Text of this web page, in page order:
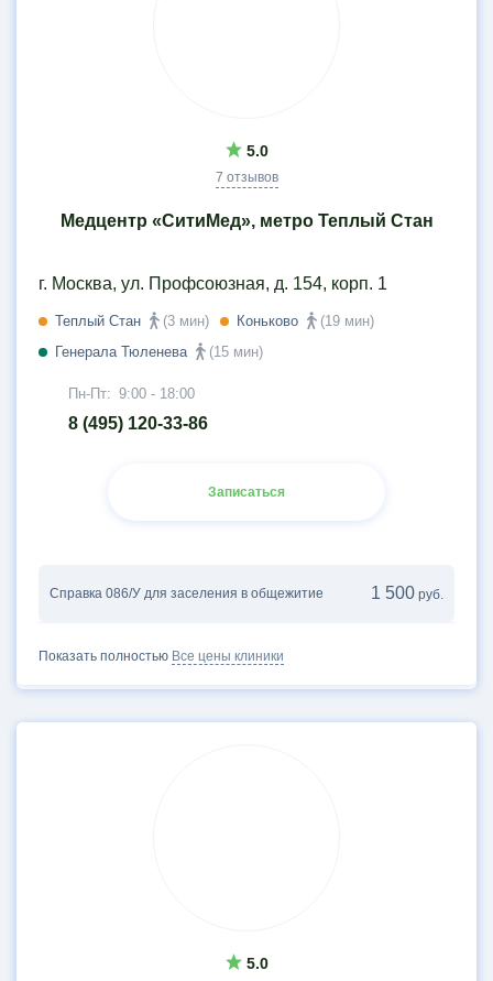
5.0
7 отзывов
Медцентр «СитиМед», метро Теплый Стан
г. Москва, ул. Профсоюзная, д. 154, корп. 1
Теплый Стан (3 мин) Коньково
(19 мин)
Генерала Тюленева
(15 мин)
Пн-Пт: 9:00 - 18:00
8 (495) 120-33-86
Записаться
Справка 086/У для заселения в общежитие 1 500 руб.
Показать полностью Все цены клиники
5.0